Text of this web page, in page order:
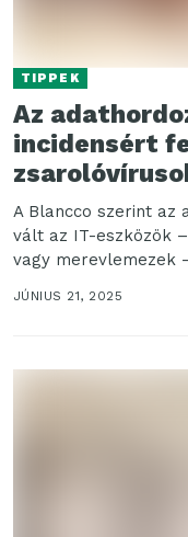
TIPPEK
Az
incidensért
A Blancco szerint az
vált az IT-eszközök
vagy merevlemezek
JÚNIUS 21, 2025